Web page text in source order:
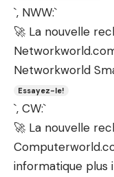
`, NWW:`
🚀 La nouvelle
Networkworld
Essayez-le!
`, CW:`
🚀 La nouvelle
informatique plus